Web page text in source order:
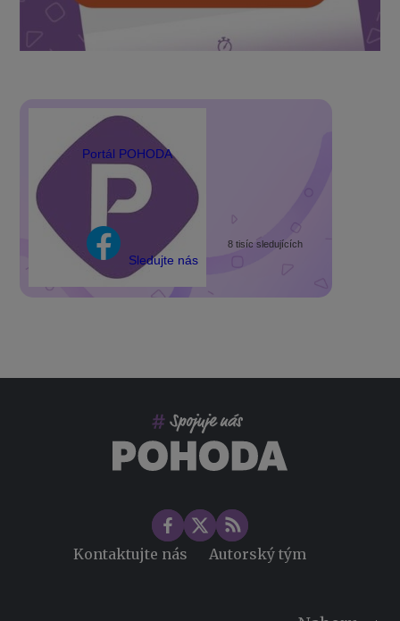
Portál POHODA
Sledujte nás
8 tisíc sledujících
Kontaktujte nás Autorský tým